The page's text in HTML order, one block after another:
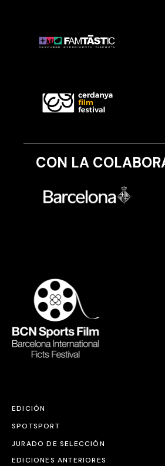
CON LA
EDICIÓN
SPOTSPORT
JURADO DE SELECCIÓN
EDICIONES ANTERIORES